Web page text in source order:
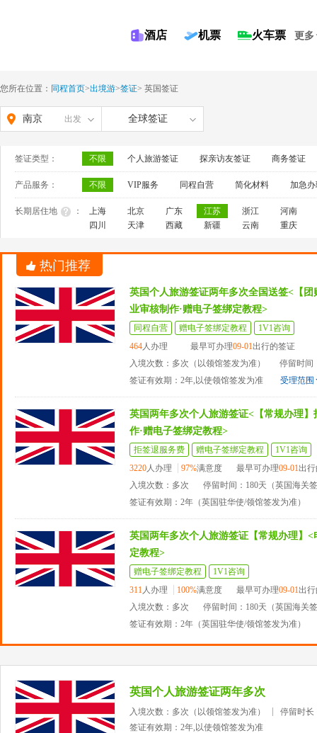
酒店 机票 火车票 更多
您所在位置： 同程首页>出境游>签证> 英国签证
南京 出发 全球签证
签证类型： 不限 个人旅游签证 探亲访友签证 商务签证
产品服务： 不限 VIP服务 同程自营 简化材料 加急
长期居住地 ： 上海 北京 广东 江苏 浙江
河南
四川
天津 西藏 新疆 云南 重庆
热门推荐
英国个人旅游签证两年多次全国送签<【
业审核制作·赠电子签绑定教程>
同程自营 赠电子签绑定教程
1V1咨询
464人办理 最早可办理09-01出行的签证
入境次数：多次（以领馆签发为准）
停留时间
签证有效期：2年,以使领馆签发为准
受理范围
英国两年多次个人旅游签证<【常规办理
作·赠电子签绑定教程>
拒签退服务费 赠电子签绑定教程
1V1咨询
3220人办理 97%满意度 最早可办理09-01出
入境次数：多次
停留时间：180天（英国海关
签证有效期：2年（英国驻华使/领馆签发为准）
英国两年多次个人旅游签证【常规办理】
定教程>
赠电子签绑定教程
1V1咨询
311人办理 100%满意度 最早可办理09-01出
入境次数：多次
停留时间：180天（英国海关
签证有效期：2年（英国驻华使/领馆签发为准）
英国个人旅游签证两年多次
入境次数：多次（以领馆签发为准）
停留时长
签证有效期：2年,以使领馆签发为准